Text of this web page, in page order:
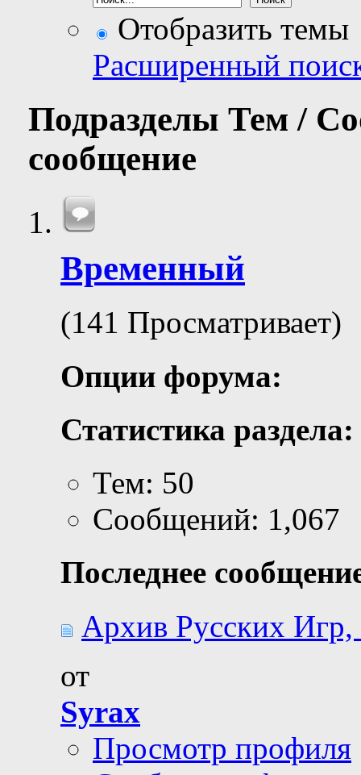
Отобразить темы
Расширенный
Подразделы Тем /
сообщение
Временный
(141 Просматривает)
Опции форума:
Статистика раздела:
Тем: 50
Сообщений: 1,067
Последнее
Архив Русских Игр,
от
Syrax
Просмотр профиля